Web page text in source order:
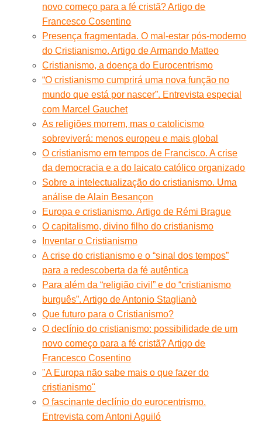
novo começo para a fé cristã? Artigo de
Francesco Cosentino
Presença fragmentada. O mal-estar pós-moderno
do Cristianismo. Artigo de Armando Matteo
Cristianismo, a doença do Eurocentrismo
“O cristianismo cumprirá uma nova função no
mundo que está por nascer”. Entrevista especial
com Marcel Gauchet
As religiões morrem, mas o catolicismo
sobreviverá: menos europeu e mais global
O cristianismo em tempos de Francisco. A crise
da democracia e a do laicato católico organizado
Sobre a intelectualização do cristianismo. Uma
análise de Alain Besançon
Europa e cristianismo. Artigo de Rémi Brague
O capitalismo, divino filho do cristianismo
Inventar o Cristianismo
A crise do cristianismo e o “sinal dos tempos”
para a redescoberta da fé autêntica
Para além da “religião civil” e do “cristianismo
burguês”. Artigo de Antonio Staglianò
Que futuro para o Cristianismo?
O declínio do cristianismo: possibilidade de um
novo começo para a fé cristã? Artigo de
Francesco Cosentino
"A Europa não sabe mais o que fazer do
cristianismo"
O fascinante declínio do eurocentrismo.
Entrevista com Antoni Aguiló